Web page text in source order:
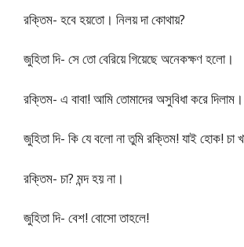
রক্তিম- হবে হয়তো। নিলয় দা কোথায়?
জুহিতা দি- সে তো বেরিয়ে গিয়েছে অনেকক্ষণ হলো।
রক্তিম- এ বাবা! আমি তোমাদের অসুবিধা করে দিলাম।
জুহিতা দি- কি যে বলো না তুমি রক্তিম! যাই হোক! চা
রক্তিম- চা? মন্দ হয় না।
জুহিতা দি- বেশ! বোসো তাহলে!